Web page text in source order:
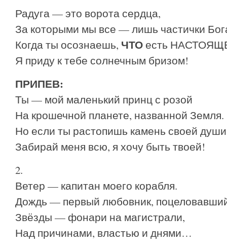
Радуга — это ворота сердца,
За которыми мы все — лишь частички
Когда ты осознаешь, ЧТО есть
Я приду к тебе солнечным бризом!
ПРИПЕВ:
Ты — мой маленький принц с розой
На крошечной планете, названной Земля.
Но если ты растопишь камень своей
Забирай меня всю, я хочу быть твоей!
2.
Ветер — капитан моего корабля.
Дождь — первый любовник,
Звёзды — фонари на магистрали,
Над причинами, властью и днями…